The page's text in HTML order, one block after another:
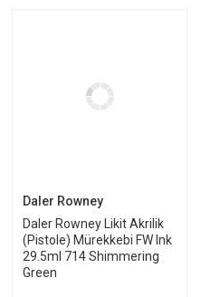
Daler Rowney
Daler Rowney Likit Akrilik
(Pistole) Mürekkebi FW Ink
29.5ml 714 Shimmering
Green